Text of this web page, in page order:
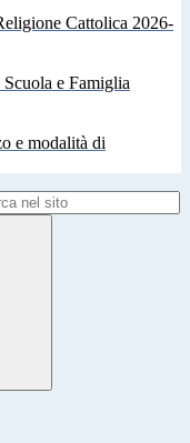
Cattolica 2026-
e Famiglia
e modalità di